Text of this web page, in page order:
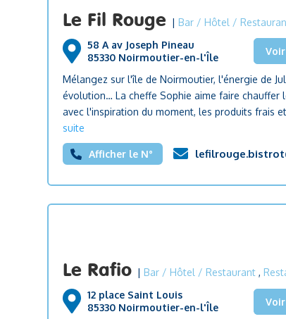
Le Fil Rouge |Bar / Hôtel /
58 A av Joseph Pineau
85330 Noirmoutier-en-l'Île
Mélangez sur l'île de Noirmoutier, l'énergie de
évolution… La cheffe Sophie aime faire
avec l'inspiration du moment, les produits frais
suite
Afficher le N°
Le Rafio |Bar / Hôtel / Restaurant ,
12 place Saint Louis
85330 Noirmoutier-en-l'Île